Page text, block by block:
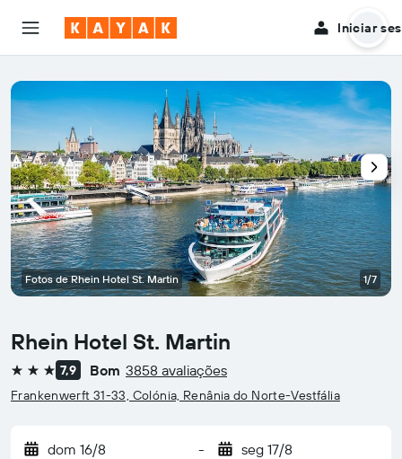
Iniciar
Rhein Hotel St. Martin
3 estrelas7,9 Bom 3858 avaliações
Frankenwerft 31-33, Colónia, Renânia do Norte-Vestfália
dom 16/8 - seg 17/8
Fotos de Rhein Hotel St. Martin 1/7